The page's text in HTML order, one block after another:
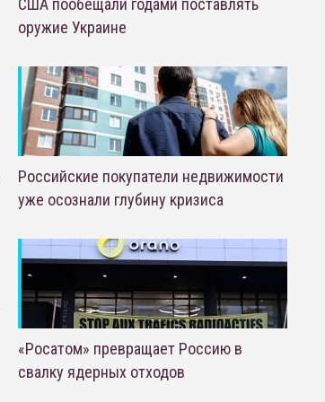
США пообещали годами поставлять
оружие Украине
Российские покупатели недвижимости
уже осознали глубину кризиса
«Росатом» превращает Россию в
свалку ядерных отходов